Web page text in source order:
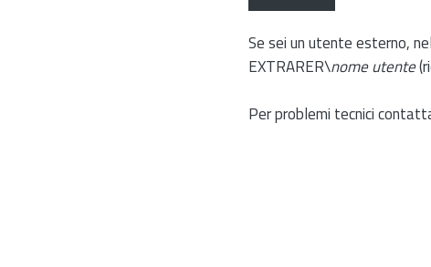
Se sei un utente esterno,
EXTRARER\nome utente
Per problemi tecnici